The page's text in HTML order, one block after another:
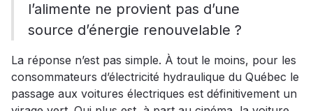
l’alimente ne provient pas d’une
source d’énergie renouvelable ?
La réponse n’est pas simple. À tout le moins, pour les
consommateurs d’électricité hydraulique du Québec le
passage aux voitures électriques est définitivement un